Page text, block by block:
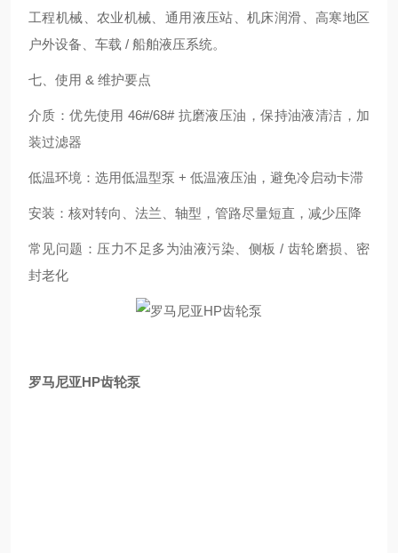
工程机械、农业机械、通用液压站、机床润滑、高寒地区
户外设备、车载 / 船舶液压系统。
七、使用 & 维护要点
介质：优先使用 46#/68# 抗磨液压油，保持油液清洁，加
装过滤器
低温环境：选用低温型泵 + 低温液压油，避免冷启动卡滞
安装：核对转向、法兰、轴型，管路尽量短直，减少压降
常见问题：压力不足多为油液污染、侧板 / 齿轮磨损、密
封老化
罗马尼亚HP齿轮泵